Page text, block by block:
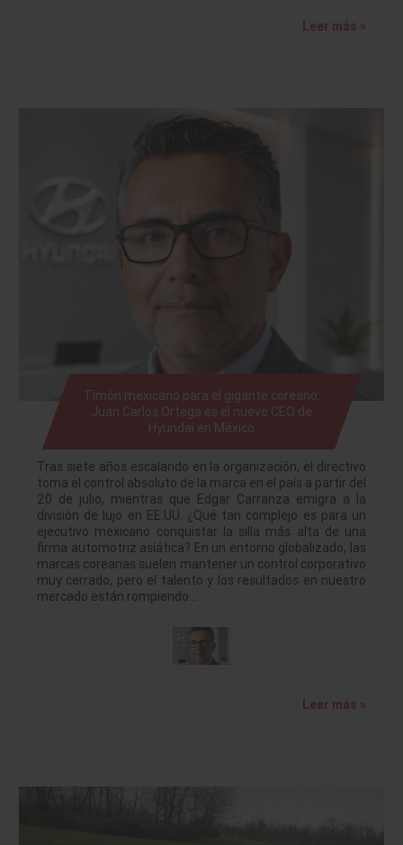
Leer más »
Timón mexicano para el gigante coreano:
Juan Carlos Ortega es el nuevo CEO de
Hyundai en México
Tras siete años escalando en la organización, el directivo
toma el control absoluto de la marca en el país a partir del
20 de julio, mientras que Edgar Carranza emigra a la
división de lujo en EE.UU. ¿Qué tan complejo es para un
ejecutivo mexicano conquistar la silla más alta de una
firma automotriz asiática? En un entorno globalizado, las
marcas coreanas suelen mantener un control corporativo
muy cerrado, pero el talento y los resultados en nuestro
mercado están rompiendo…
Leer más »